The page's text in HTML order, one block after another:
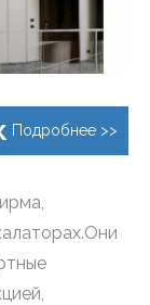
Подробнее >>